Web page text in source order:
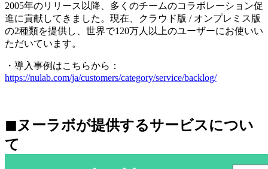
2005年のリリース以降、多くのチームのコラボレーション促
進に貢献してきました。現在、クラウド版 / オンプレミス版
の2種類を提供し、世界で120万人以上のユーザーにお使いい
ただいています。
・導入事例はこちらから：
https://nulab.com/ja/customers/category/service/backlog/
◼︎ヌーラボが提供するサービスについ
て